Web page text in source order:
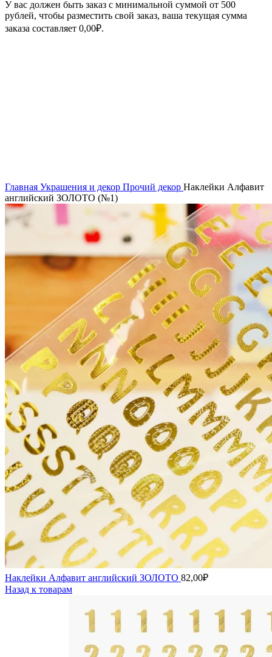
У вас должен быть заказ с минимальной суммой от 500
рублей, чтобы разместить свой заказ, ваша текущая сумма
заказа составляет 0,00₽.
Главная Украшения и декор Прочий декор Наклейки Алфавит
английский ЗОЛОТО (№1)
Наклейки Алфавит английский ЗОЛОТО 82,00₽
Назад к товарам